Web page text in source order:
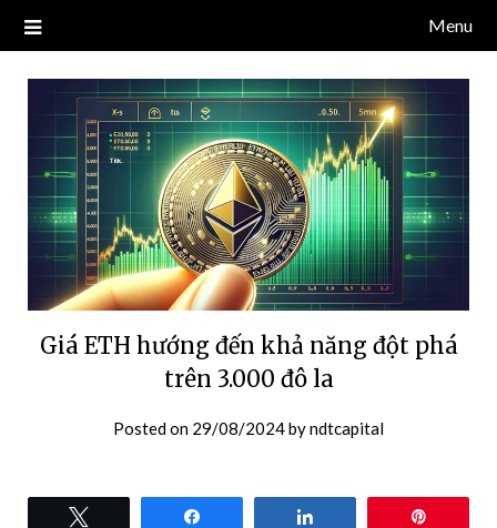
NDT CAPITAL | BLOG TIỀN
ĐIỆN TỬ CRYPTO
Blog về thị trường crypto, tiền điện tử, tiền mã hoá, công nghệ
blockchain.
Menu
Giá ETH hướng đến khả năng đột phá
trên 3.000 đô la
Posted on 29/08/2024byndtcapital